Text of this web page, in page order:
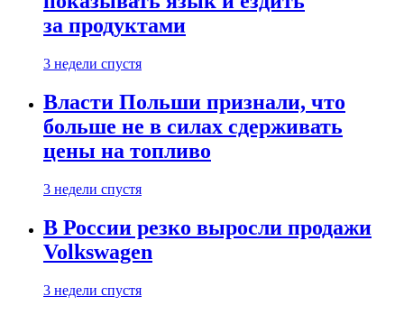
за продуктами
3 недели спустя
Власти Польши признали, что
больше не в силах сдерживать
цены на топливо
3 недели спустя
В России резко выросли продажи
Volkswagen
3 недели спустя